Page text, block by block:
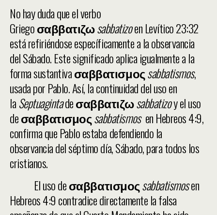
No hay duda que el verbo
Griegoσαββατιζωsabbatizoen Levítico 23:32
está refiriéndose específicamente a la observancia
del Sábado. Este significado aplica igualmente a la
forma sustantivaσαββατισμοςsabbatismos,
usada por Pablo. Así, la continuidad del uso en
laSeptuagintadeσαββατιζωsabbatizoy el uso
deσαββατισμοςsabbatismos en Hebreos 4:9,
confirma que Pablo estaba defendiendo la
observancia del séptimo día, Sábado, para todos los
cristianos.
El uso deσαββατισμοςsabbatismosen
Hebreos 4:9 contradice directamente la falsa